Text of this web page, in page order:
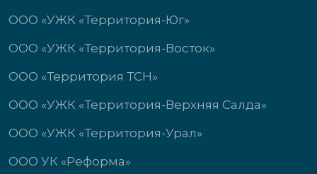
ООО «УЖК «Территория-Юг»
ООО «УЖК «Территория-Восток»
ООО «Территория ТСН»
ООО «УЖК «Территория-Верхняя Салда»
ООО «УЖК «Территория-Урал»
ООО УК «Реформа»